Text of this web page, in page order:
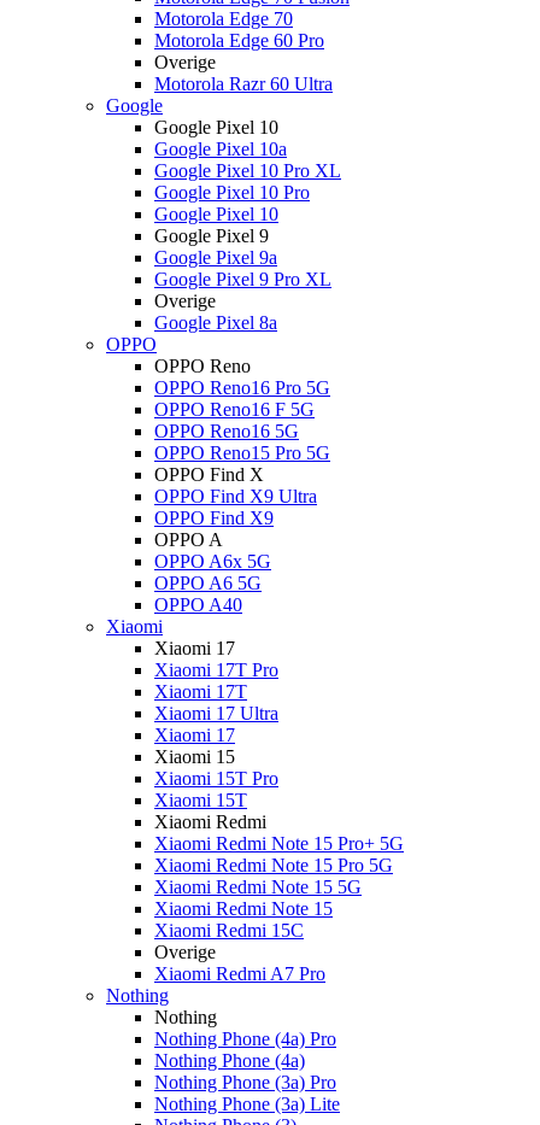
Motorola Edge 70
Motorola Edge 60 Pro
Overige
Motorola Razr 60 Ultra
Google
Google Pixel 10
Google Pixel 10a
Google Pixel 10 Pro XL
Google Pixel 10 Pro
Google Pixel 10
Google Pixel 9
Google Pixel 9a
Google Pixel 9 Pro XL
Overige
Google Pixel 8a
OPPO
OPPO Reno
OPPO Reno16 Pro 5G
OPPO Reno16 F 5G
OPPO Reno16 5G
OPPO Reno15 Pro 5G
OPPO Find X
OPPO Find X9 Ultra
OPPO Find X9
OPPO A
OPPO A6x 5G
OPPO A6 5G
OPPO A40
Xiaomi
Xiaomi 17
Xiaomi 17T Pro
Xiaomi 17T
Xiaomi 17 Ultra
Xiaomi 17
Xiaomi 15
Xiaomi 15T Pro
Xiaomi 15T
Xiaomi Redmi
Xiaomi Redmi Note 15 Pro+ 5G
Xiaomi Redmi Note 15 Pro 5G
Xiaomi Redmi Note 15 5G
Xiaomi Redmi Note 15
Xiaomi Redmi 15C
Overige
Xiaomi Redmi A7 Pro
Nothing
Nothing
Nothing Phone (4a) Pro
Nothing Phone (4a)
Nothing Phone (3a) Pro
Nothing Phone (3a) Lite